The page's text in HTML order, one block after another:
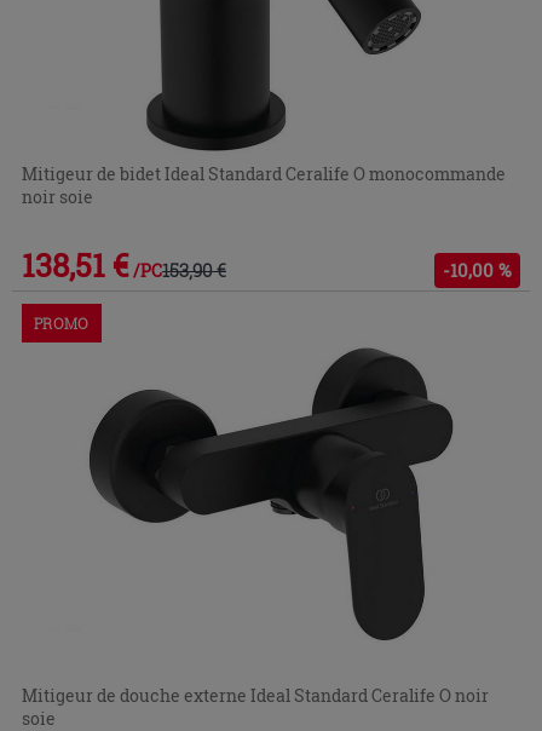
Mitigeur de bidet Ideal Standard Ceralife O monocommande
noir soie
138,51 € /PC153,90 € -10,00 %
PROMO
Mitigeur de douche externe Ideal Standard Ceralife O noir
soie